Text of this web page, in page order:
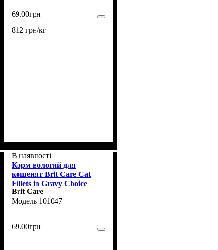
69.00грн
812 грн/кг
В наявності
Корм вологий для
кошенят Brit Care Cat
Fillets in Gravy Choice
Chicken, філе в соусі з
куркою, 85 г
Brit Care
101047
69.00грн